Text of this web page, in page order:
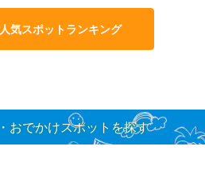
気スポットランキング
おでかけスポットを探す